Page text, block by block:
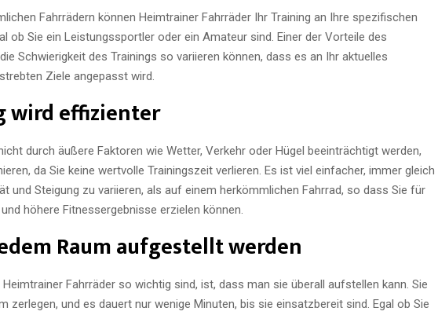
Fahrrädern können Heimtrainer Fahrräder Ihr Training an Ihre spezifischen
ob Sie ein Leistungssportler oder ein Amateur sind. Einer der Vorteile des
Schwierigkeit des Trainings so variieren können, dass es an Ihr aktuelles
Ziele angepasst wird.
wird effizienter
durch äußere Faktoren wie Wetter, Verkehr oder Hügel beeinträchtigt werden,
da Sie keine wertvolle Trainingszeit verlieren. Es ist viel einfacher, immer gleich
und Steigung zu variieren, als auf einem herkömmlichen Fahrrad, so dass Sie für
höhere Fitnessergebnisse erzielen können.
Raum aufgestellt werden
Fahrräder so wichtig sind, ist, dass man sie überall aufstellen kann. Sie
zerlegen, und es dauert nur wenige Minuten, bis sie einsatzbereit sind. Egal ob Sie